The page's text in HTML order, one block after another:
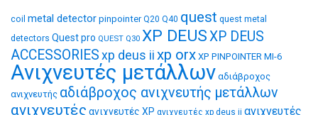
coil metal detector pinpointer Q20 Q40 quest quest metal
detectors Quest pro QUEST Q30 XP DEUSXP DEUS
ACCESSORIES xp deus ii xp orx XP PINPOINTER MI-6
Ανιχνευτές μετάλλων αδιάβροχος
ανιχνευτής αδιάβροχος ανιχνευτής μετάλλων
ανιχνευτές ανιχνευτές XP ανιχνευτές xp deus ii ανιχνευτές